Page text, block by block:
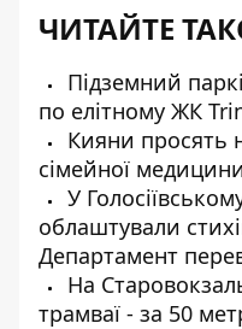
ЧИТАЙТЕ
Підземний
по елітному ЖК
Кияни просять
сімейної
У
облаштували
Департамент
На
трамваї - за 50